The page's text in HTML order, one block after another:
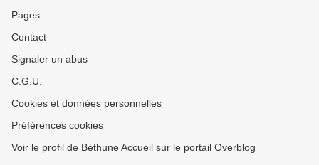
Pages
Contact
Signaler un abus
C.G.U.
Cookies et données personnelles
Préférences cookies
Voir le profil de Béthune Accueil sur le portail Overblog